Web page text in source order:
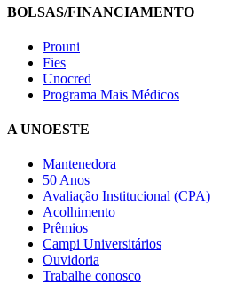
BOLSAS/FINANCIAMENTO
Prouni
Fies
Unocred
Programa Mais Médicos
A UNOESTE
Mantenedora
50 Anos
Avaliação Institucional (CPA)
Acolhimento
Prêmios
Campi Universitários
Ouvidoria
Trabalhe conosco